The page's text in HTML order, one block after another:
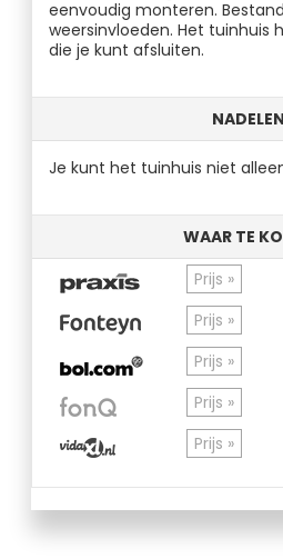
eenvoudig monteren.
weersinvloeden. Het tuinhuis
die je kunt afsluiten.
NADELEN
Je kunt het tuinhuis niet
WAAR TE
Prijs »
Prijs »
Prijs »
Prijs »
Prijs »